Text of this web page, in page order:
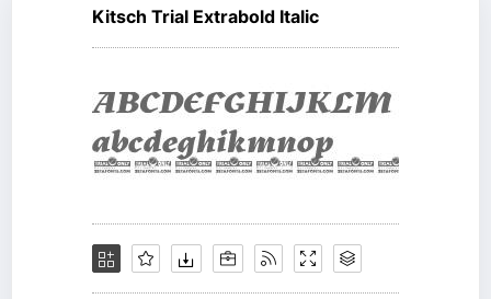
Kitsch Trial Extrabold Italic